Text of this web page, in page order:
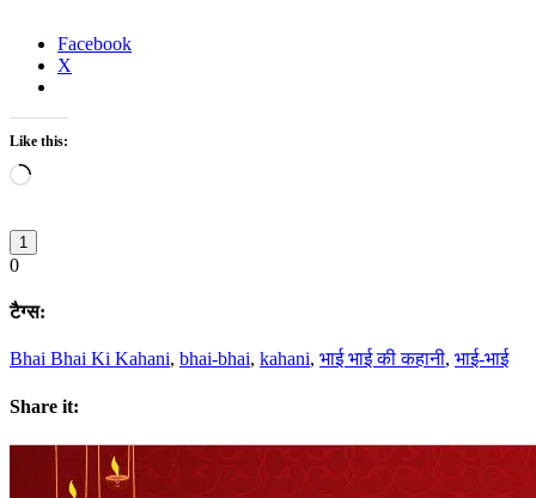
Facebook
X
Like this:
Loading…
1
0
टैग्स:
Bhai Bhai Ki Kahani, bhai-bhai, kahani, भाई भाई की कहानी, भाई-भाई
Share it: